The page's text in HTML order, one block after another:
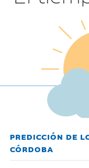
PREDICCIÓN DE
CÓRDOBA